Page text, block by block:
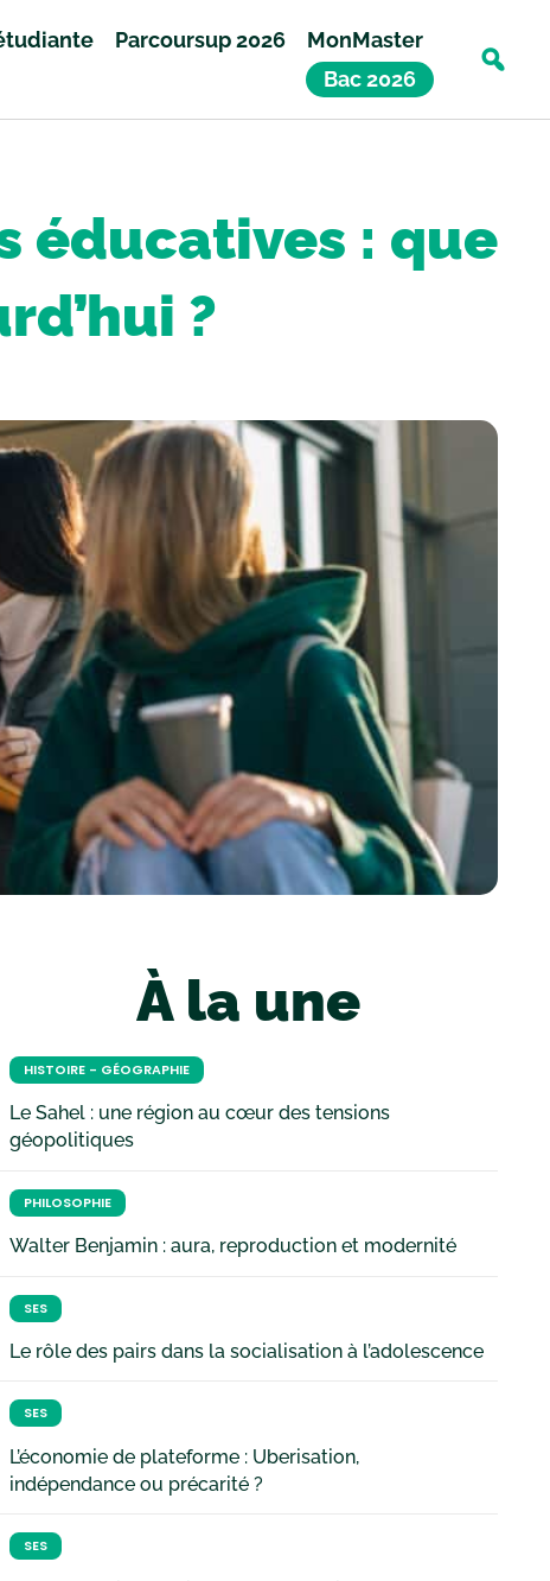
Parcoursup 2026
MonMaster
Bac 2026
éducatives : que
?
À la une
HISTOIRE - GÉOGRAPHIE
Le Sahel : une région au cœur des tensions
géopolitiques
PHILOSOPHIE
Walter Benjamin : aura, reproduction et modernité
SES
Le rôle des pairs dans la socialisation à l’adolescence
SES
L’économie de plateforme : Uberisation,
indépendance ou précarité ?
SES